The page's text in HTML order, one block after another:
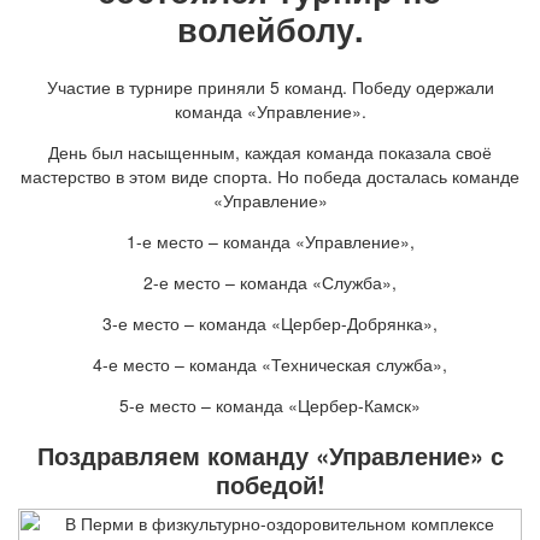
волейболу.
Участие в турнире приняли 5 команд. Победу одержали
команда «Управление».
День был насыщенным, каждая команда показала своё
мастерство в этом виде спорта. Но победа досталась команде
«Управление»
1-е место – команда «Управление»,
2-е место – команда «Служба»,
3-е место – команда «Цербер-Добрянка»,
4-е место – команда «Техническая служба»,
5-е место – команда «Цербер-Камск»
Поздравляем команду «Управление» с
победой!